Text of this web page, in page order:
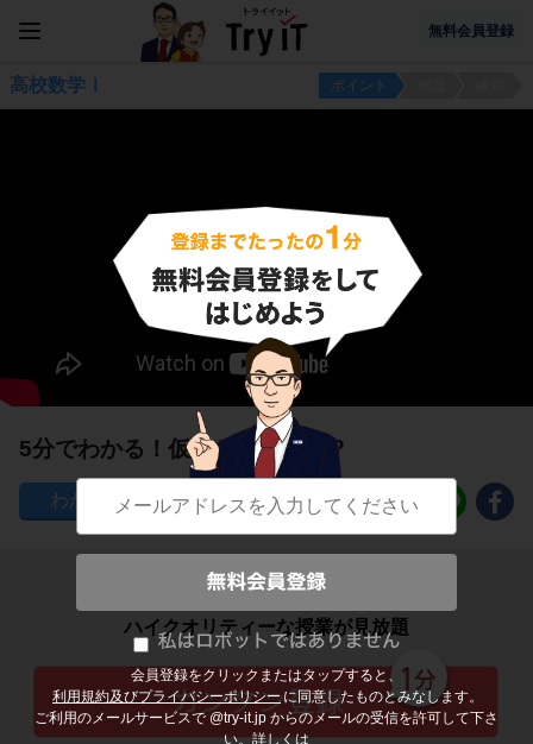
無料会員登録
会員登録をクリックまたはタップすると、
利用規約及びプライバシーポリシー に同意したものとみなします。
ご利用のメールサービスで @try-it.jp からのメールの受信を許可して下さ
い。詳しくは
高校数学Ⅰ ポイント
5分でわかる！仮定と結論とは？
230
子どもの勉強から大人の学び直しまで
ハイクオリティーな授業が見放題